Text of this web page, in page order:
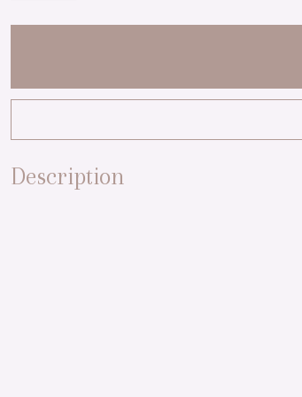
Description